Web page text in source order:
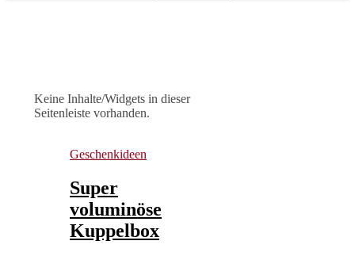
Keine Inhalte/Widgets in dieser
Seitenleiste vorhanden.
Geschenkideen
Super
voluminöse
Kuppelbox